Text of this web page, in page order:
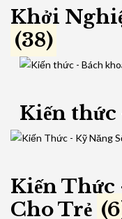
Khởi
(38)
Kiến
Kiến Thức
Cho Trẻ